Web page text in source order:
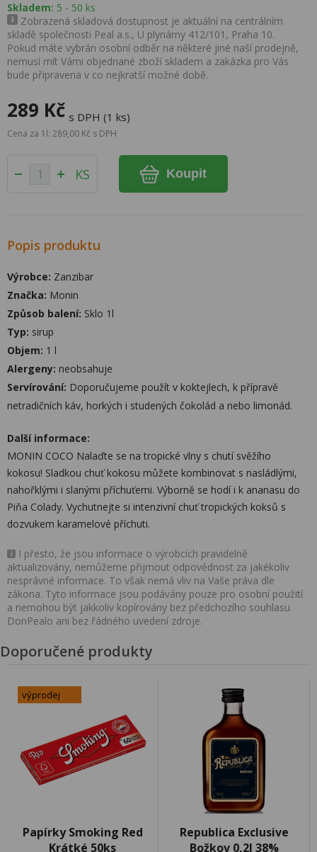
Skladem: 5 - 50 ks
Zobrazená skladová dostupnost je aktuální na centrálním
skladě společnosti Peal a.s., U plynárny 412/101, Praha 10.
Pokud máte vybrán osobní odběr na některé jiné naší prodejně,
nemusí mít Vámi objednané zboží skladem a zakázka pro Vás
bude připravena v co nejkratší možné době.
289 Kč s DPH (1 ks)
Cena za 1l: 289,00 Kč s DPH
KS Koupit
Popis produktu
Výrobce: Zanzibar
Značka: Monin
Způsob balení: Sklo 1l
Typ: sirup
Objem: 1 l
Alergeny: neobsahuje
Servírování: Doporučujeme použít v koktejlech, k přípravě
netradičních káv, horkých i studených čokolád a nebo limonád.
Další informace:
MONIN COCO Nalaďte se na tropické vlny s chutí svěžího
kokosu! Sladkou chuť kokosu můžete kombinovat s nasládlými,
nahořklými i slanými příchuťemi. Výborně se hodí i k ananasu do
Piňa Colady. Vychutnejte si intenzivní chuť tropických koksů s
dozvukem karamelové příchuti.
I přesto, že jsou informace o výrobcích pravidelně
aktualizovány, nemůžeme přijmout odpovědnost za jakékoliv
nesprávné informace. To však nemá vliv na Vaše práva dle
zákona. Tyto informace jsou podávány pouze pro osobní použití
a nemohou být jakkoliv kopírovány bez předchozího souhlasu
DonPealo ani bez řádného uvedení zdroje.
Doporučené produkty
výprodej
Papírky Smoking Red
Krátké 50ks
Republica Exclusive
Božkov 0,2l 38%